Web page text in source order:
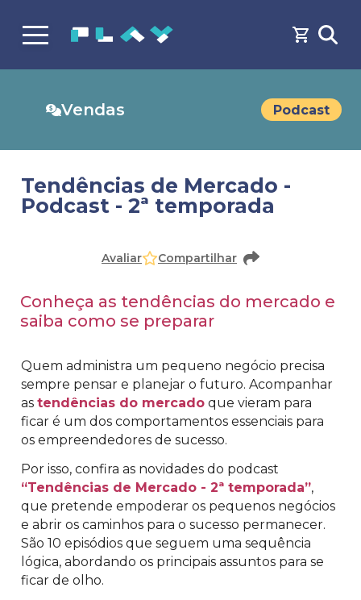
Vendas Podcast
Tendências de Mercado -
Podcast - 2ª temporada
cadastro para acessar o conteúdo
Avaliar Compartilhar
Conheça as tendências do mercado e
saiba como se preparar
Quem administra um pequeno negócio precisa
sempre pensar e planejar o futuro. Acompanhar
as tendências do mercado que vieram para
ficar é um dos comportamentos essenciais para
os empreendedores de sucesso.
Por isso, confira as novidades do podcast
“Tendências de Mercado - 2ª temporada”,
que pretende empoderar os pequenos negócios
e abrir os caminhos para o sucesso permanecer.
São 10 episódios que seguem uma sequência
lógica, abordando os principais assuntos para se
ficar de olho.